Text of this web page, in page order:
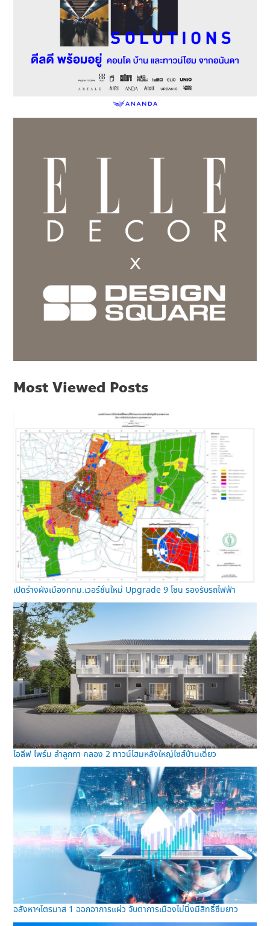
Most Viewed Posts
เปิดร่างผังเมืองกทม.เวอร์ชั่นใหม่ Upgrade 9 โซน รองรับรถไฟฟ้า
ไอลีฟ ไพร์ม ลำลูกกา คลอง 2 ทาวน์โฮมหลังใหญ่ไซส์บ้านเดี่ยว
อสังหาฯไตรมาส 1 ออกอาการแผ่ว จับตาการเมืองไม่นิ่งมีสิทธิ์ซึมยาว